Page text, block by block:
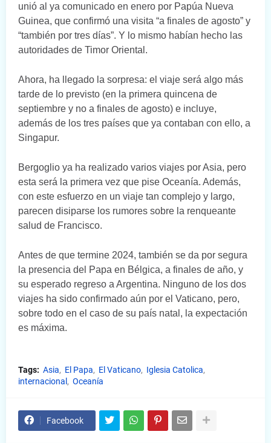
unió al ya comunicado en enero por Papúa Nueva
Guinea, que confirmó una visita “a finales de agosto” y
“también por tres días”. Y lo mismo habían hecho las
autoridades de Timor Oriental.
Ahora, ha llegado la sorpresa: el viaje será algo más
tarde de lo previsto (en la primera quincena de
septiembre y no a finales de agosto) e incluye,
además de los tres países que ya contaban con ello, a
Singapur.
Bergoglio ya ha realizado varios viajes por Asia, pero
esta será la primera vez que pise Oceanía. Además,
con este esfuerzo en un viaje tan complejo y largo,
parecen disiparse los rumores sobre la renqueante
salud de Francisco.
Antes de que termine 2024, también se da por segura
la presencia del Papa en Bélgica, a finales de año, y
su esperado regreso a Argentina. Ninguno de los dos
viajes ha sido confirmado aún por el Vaticano, pero,
sobre todo en el caso de su país natal, la expectación
es máxima.
Tags: Asia El Papa El Vaticano
Iglesia Catolica
internacional Oceanía
Facebook